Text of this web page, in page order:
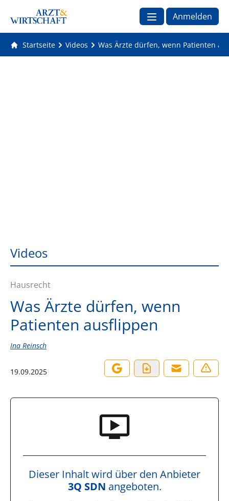
Anmelden
Startseite Videos Was Ärzte dürfen, wenn Patienten
Videos
Hausrecht
Was Ärzte dürfen, wenn
Patienten ausflippen
Ina Reinsch
19.09.2025
Dieser Inhalt wird über den Anbieter
3Q SDN angeboten.